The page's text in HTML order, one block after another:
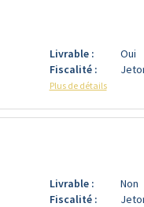
Livrable :
Oui
Fiscalité :
Plus de détails
Livrable :
Non
Fiscalité :